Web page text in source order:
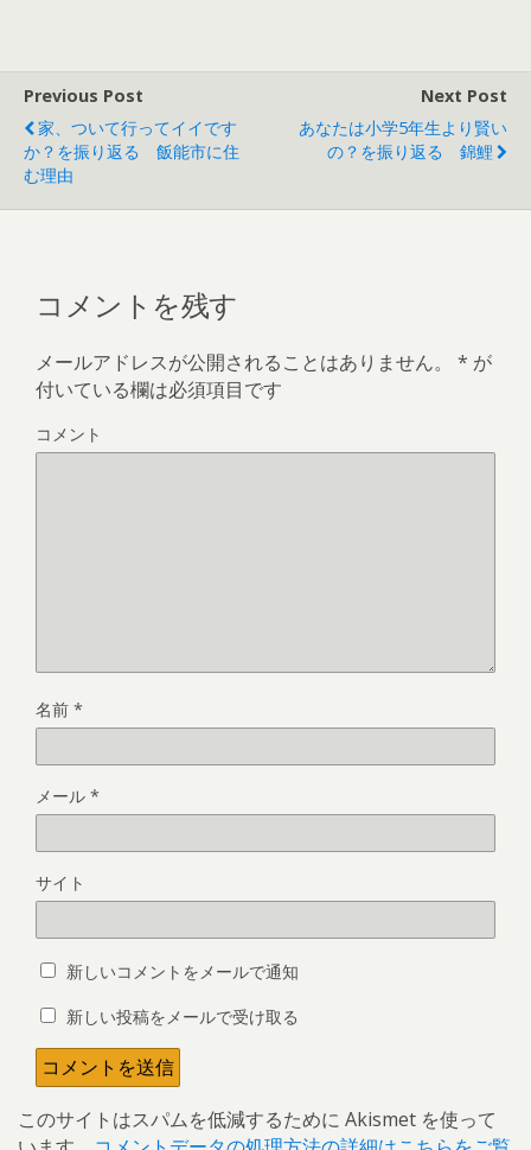
で
開
き
ま
す
)
Previous Post
家、ついて行ってイイです
か？を振り返る 飯能市に住
む理由
Next Post
あなたは小学5年生より賢い
の？を振り返る 錦鯉
コメントを残す
メールアドレスが公開されることはありません。 * が
付いている欄は必須項目です
コメント
名前 *
メール *
サイト
新しいコメントをメールで通知
新しい投稿をメールで受け取る
このサイトはスパムを低減するために Akismet を使って